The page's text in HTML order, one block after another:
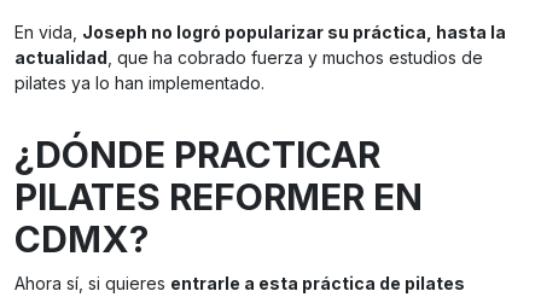
En vida, Joseph no logró popularizar su práctica, hasta la
actualidad , que ha cobrado fuerza y muchos estudios de
pilates ya lo han implementado.
¿DÓNDE PRACTICAR
PILATES REFORMER EN
CDMX?
Ahora sí, si quieres entrarle a esta práctica de pilates